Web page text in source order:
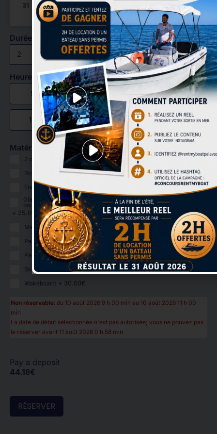
31
Durée
heure(s)
Heure de départ
9 10 12
14 15 16 17
Matériel en option
2 cannes à pêche (montées, sans appâts) + 20.00
Bouée tractable (1 personne) +30.00
€
Enceinte bluetooth
Glacière + pain de glace + boissons ( 5 canettes + 1 grande
bouteille d'eau)
+ 25.00
Masque & tuba +15.00€
Paddle 1/2 journée +30.00
Paddle journée +45.00€
Ski nautique
30.00€
Wakeboard + 30.00€
Non réservable: du 10 août 2026 9 h 00 min au 10 août 2026 11 h 00
min
La date de début sélectionnée n'est pas autorisée; vous ne pouvez pas
le réserver avant 11 août 2026 0 h 58 min
Pay a deposit
44.18€
RÉSERVER